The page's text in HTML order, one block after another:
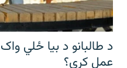
د طالبانو د بیا ځلي
عمل کړی؟